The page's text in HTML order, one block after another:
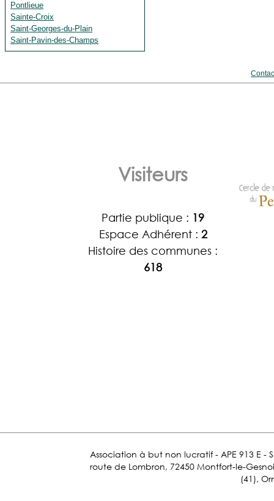
Pontlieue
Sainte-Croix
Saint-Georges-du-Plain
Saint-Pavin-des-Champs
Visiteurs
Partie publique : 19
Espace Adhérent : 2
Histoire des communes :
618
Association à but non lucratif - APE 913 E -
route de Lombron, 72450 Montfort-le-
(41),